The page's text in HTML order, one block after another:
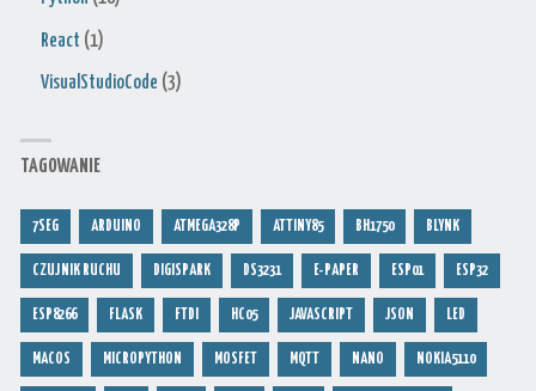
React (1)
VisualStudioCode (3)
TAGOWANIE
7SEG ARDUINO ATMEGA328P ATTINY85 BH1750 BLYNK
CZUJNIK RUCHU DIGISPARK DS3231 E-PAPER ESP01 ESP32
ESP8266 FLASK FTDI HC05 JAVASCRIPT JSON LED
MACOS MICROPYTHON MOSFET MQTT NANO NOKIA5110